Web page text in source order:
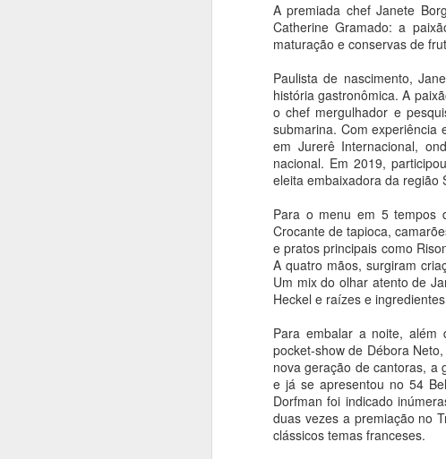
A premiada chef Janete
Catherine Gramado: a
maturação e conservas de
Paulista de nascimento,
história gastronômica. A
o chef mergulhador e
submarina. Com experiência
em Jurerê Internacional,
nacional. Em 2019,
eleita embaixadora da região
Para o menu em 5 tempos
Crocante de tapioca,
e pratos principais como
A quatro mãos, surgiram
Um mix do olhar atento de
Heckel e raízes e
Para embalar a noite, além
pocket-show de Débora
nova geração de cantoras, a
e já se apresentou no 54
Dorfman foi indicado
duas vezes a premiação no
clássicos temas franceses.
Casas de Cultura
Municipais recebem
e gratuita em
homenagem ao Mês
da Capoeira
Confira agenda de atrações que
Para comemorar o “Mês da
Capoeira”, as Casas de Cultura
Municipais recebem a partir desta
quinta-feira (6), rodas, oficinas e
performances. A programação
oferecida pela Prefeitura de São
Paulo, por meio da Secretaria
Municipal de Cultura e Economia
Criativa da Prefeitura de São
AUG
7
Ana
Rotas
dias 26
A nova
Mayara
do
são
AUG
7
Ed
Ana Bittar
Canção
amostra
entre
no dia 7
artista,
AUG
7
em
Ana Bittar